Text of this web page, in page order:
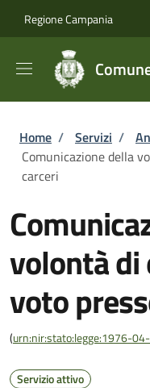
Regione Campania
Briciole di
Home / Servizi /
Comunicazione della
carceri
volontà di
voto
(urn:nir:stato:legge:1976-
Servizio attivo